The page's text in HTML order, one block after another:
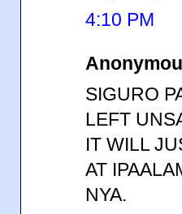
4:10 PM
SIGURO
LEFT
IT WILL
AT
NYA.